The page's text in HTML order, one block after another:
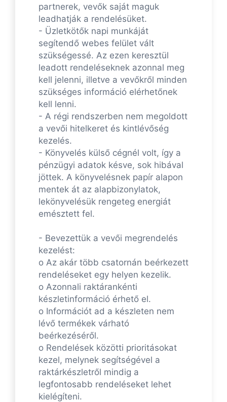
partnerek, vevők saját maguk
leadhatják a rendelésüket.
- Üzletkötők napi munkáját
segítendő webes felület vált
szükségessé. Az ezen keresztül
leadott rendeléseknek azonnal meg
kell jelenni, illetve a vevőkről minden
szükséges információ elérhetőnek
kell lenni.
- A régi rendszerben nem megoldott
a vevői hitelkeret és kintlévőség
kezelés.
- Könyvelés külső cégnél volt, így a
pénzügyi adatok késve, sok hibával
jöttek. A könyvelésnek papír alapon
mentek át az alapbizonylatok,
lekönyvelésük rengeteg energiát
emésztett fel.
- Bevezettük a vevői megrendelés
kezelést:
o Az akár több csatornán beérkezett
rendeléseket egy helyen kezelik.
o Azonnali raktárankénti
készletinformáció érhető el.
o Információt ad a készleten nem
lévő termékek várható
beérkezéséről.
o Rendelések közötti prioritásokat
kezel, melynek segítségével a
raktárkészletről mindig a
legfontosabb rendeléseket lehet
kielégíteni.